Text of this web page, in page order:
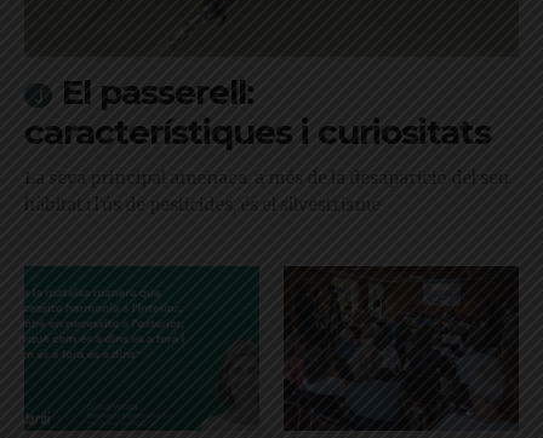
El passerell:
característiques i curiositats
La seva principal amenaça, a més de la desaparició del seu
hàbitat i l'ús de pesticides, és el silvestrisme